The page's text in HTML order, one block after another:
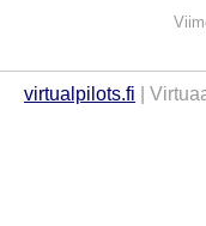
virtualpilots.fi |